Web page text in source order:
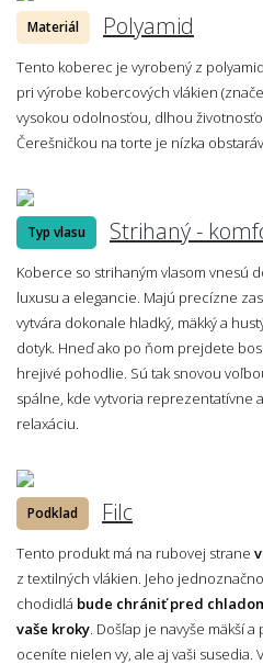
Materiál Polyamid
Tento koberec je vyrobený z
pri výrobe kobercových vlákien
vysokou odolnosťou, dlhou
Čerešničkou na torte je nízka
Typ vlasu Strihaný -
Koberce so strihaným vlasom vnesú
luxusu a elegancie. Majú precízne
vytvára dokonale hladký, mäkký a
dotyk. Hneď ako po ňom prejdete
hrejivé pohodlie. Sú tak snovou
spálne, kde vytvoria
relaxáciu.
Podklad Filc
Tento produkt má na rubovej strane
z textilných vlákien. Jeho
chodidlá bude chrániť pred
vaše kroky. Došľap je navyše mäkší
oceníte nielen vy, ale aj vaši susedia.